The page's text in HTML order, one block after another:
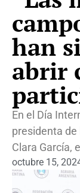
han
abrir
En el Día
presidenta de
Clara García,
octubre 15,